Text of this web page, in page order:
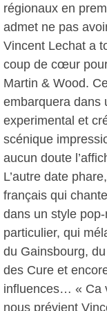
régionaux en
admet ne pas
Vincent Lechat a
coup de cœur
Martin & Wood.
embarquera dans
experimental et
scénique
aucun doute
L’autre date
français qui
dans un style
particulier, qui
du Gainsbourg,
des Cure et
influences… « Ca
nous prévient